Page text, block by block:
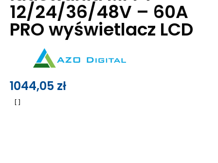
12/24/36/48V – 60A
PRO wyświetlacz LCD
1044,05 zł